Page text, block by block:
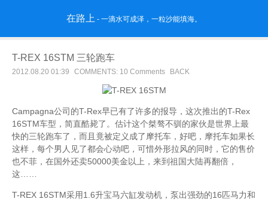
在路上 - 一滴水可成泽，一粒沙能填海。
T-REX 16STM 三轮跑车
2012.08.20 01:39 COMMENTS: 10 Comments BACK
Campagna公司的T-Rex早已有了许多的报导，这次推出的T-Rex
16STM车型，简直酷毙了。估计这个桀骜不驯的家伙是世界上最
快的三轮跑车了，而且竟被定义成了摩托车，好吧，摩托车如果长
这样，每个男人见了都会心动吧，可惜外形拉风的同时，它的售价
也不菲，在国外还卖50000美金以上，来到祖国大陆再翻倍，
这……
T-REX 16STM采用1.6升宝马六缸发动机，泵出强劲的16匹马力和